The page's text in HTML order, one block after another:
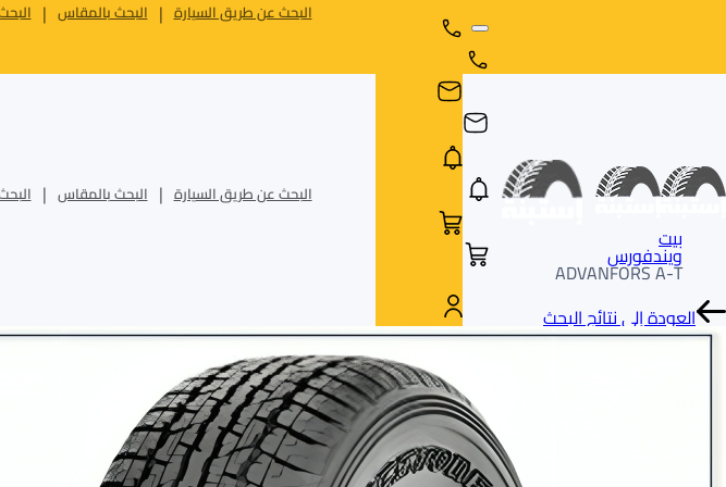
البحث عن طريق السيارة البحث بالمقاس
البحث عن طريق السيارة البحث بالمقاس
AR
بيت
ويندفورس
ADVANFORS A-T
العودة إلى نتائج البحث